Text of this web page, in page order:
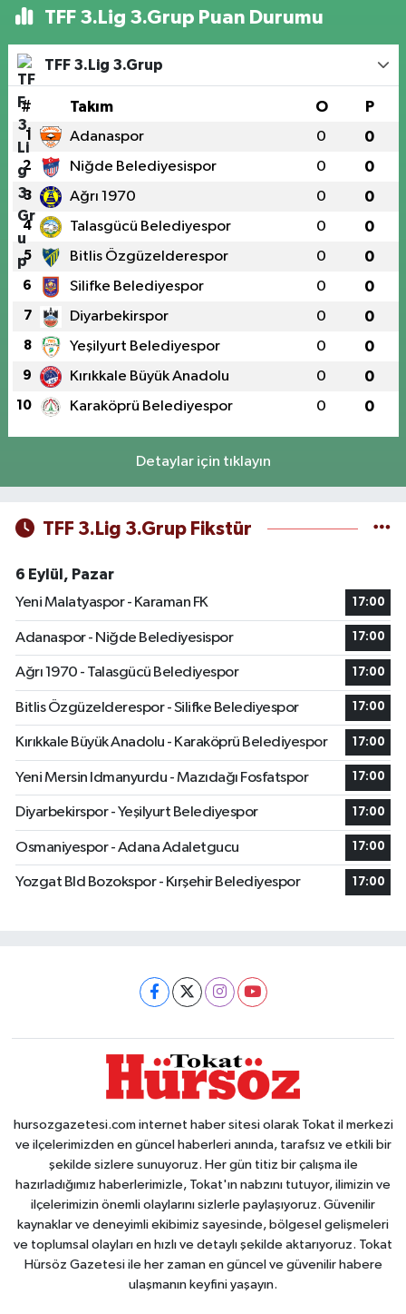
TFF 3.Lig 3.Grup Puan Durumu
TFF 3.Lig 3.Grup
# Takım O P
1 Adanaspor 0 0
2 Niğde Belediyesispor 0 0
3 Ağrı 1970 0 0
4 Talasgücü Belediyespor 0 0
5 Bitlis Özgüzelderespor 0 0
6 Silifke Belediyespor 0 0
7 Diyarbekirspor 0 0
8 Yeşilyurt Belediyespor 0 0
9 Kırıkkale Büyük Anadolu 0 0
10 Karaköprü Belediyespor 0 0
Detaylar için tıklayın
TFF 3.Lig 3.Grup Fikstür
6 Eylül, Pazar
Yeni Malatyaspor - Karaman FK
17:00
Adanaspor - Niğde Belediyesispor 17:00
Ağrı 1970 - Talasgücü Belediyespor 17:00
Bitlis Özgüzelderespor - Silifke Belediyespor 17:00
Kırıkkale Büyük Anadolu - Karaköprü Belediyespor 17:00
Yeni Mersin Idmanyurdu - Mazıdağı Fosfatspor 17:00
Diyarbekirspor - Yeşilyurt Belediyespor 17:00
Osmaniyespor - Adana Adaletgucu 17:00
Yozgat Bld Bozokspor - Kırşehir Belediyespor 17:00
hursozgazetesi.com internet haber sitesi olarak Tokat il merkezi
ve ilçelerimizden en güncel haberleri anında, tarafsız ve etkili bir
şekilde sizlere sunuyoruz. Her gün titiz bir çalışma ile
hazırladığımız haberlerimizle, Tokat'ın nabzını tutuyor, ilimizin ve
ilçelerimizin önemli olaylarını sizlerle paylaşıyoruz. Güvenilir
kaynaklar ve deneyimli ekibimiz sayesinde, bölgesel gelişmeleri
ve toplumsal olayları en hızlı ve detaylı şekilde aktarıyoruz. Tokat
Hürsöz Gazetesi ile her zaman en güncel ve güvenilir habere
ulaşmanın keyfini yaşayın.